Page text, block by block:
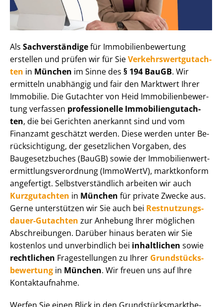
Als Sachverständigefür Im­mo­bi­li­en­be­wer­tung
erstellen und prüfen wir für SieVer­kehrs­wert­gut­ach­
ten in München im Sinne des § 194 BauGB. Wir
ermitteln unabhängig und fair den Marktwert Ihrer
Immobilie. Die Gutachter von Heid Im­mo­bi­li­en­be­wer­
tung verfassen professionelle Im­mo­bi­li­en­gut­ach­
ten, die bei Gerichten anerkannt sind und vom
Finanzamt geschätzt werden. Diese werden unter Be­
rück­sich­ti­gung, der gesetzlichen Vorgaben, des
Baugesetzbuches (BauGB) sowie der Im­mo­bi­li­en­wert­
ermitt­lungs­ver­ord­nung (ImmoWertV), marktkonform
angefertigt. Selbst­ver­ständ­lich arbeiten wir auch
Kurzgutachten in München für private Zwecke aus.
Gerne unterstützen wir Sie auch bei Rest­nut­zungs­
dau­er-Gutachten zur Anhebung Ihrer möglichen
Abschreibungen. Darüber hinaus beraten wir Sie
kostenlos und unverbindlich bei inhaltlichen sowie
rechtlichen Fragestellungen zu Ihrer Grund­stücks­
be­wer­tung in München. Wir freuen uns auf Ihre
Kontaktaufnahme.